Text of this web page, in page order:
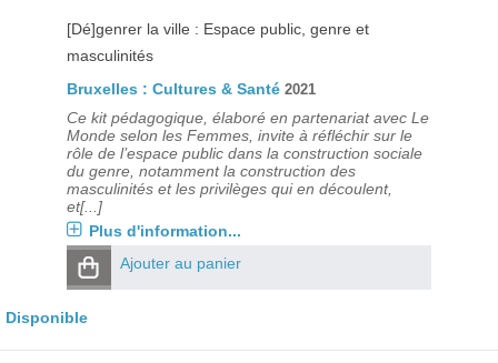
[Dé]genrer la ville : Espace public, genre et
masculinités
Bruxelles : Cultures & Santé 2021
Ce kit pédagogique, élaboré en partenariat avec Le
Monde selon les Femmes, invite à réfléchir sur le
rôle de l’espace public dans la construction sociale
du genre, notamment la construction des
masculinités et les privilèges qui en découlent,
et[...]
Plus d'information...
Ajouter au panier
Disponible